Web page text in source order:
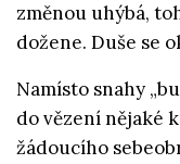
změnou uhýbá,
dožene. Duše se
Namísto snahy
do vězení nějaké
žádoucího